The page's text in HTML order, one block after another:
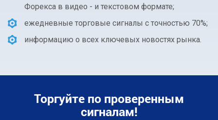
Форекса в видео - и текстовом формате;
ежедневные торговые сигналы с точностью 70%;
информацию о всех ключевых новостях рынка.
Торгуйте по проверенным
сигналам!